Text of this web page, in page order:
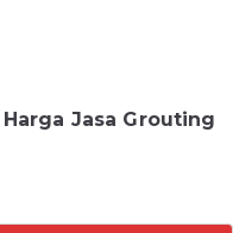
Jasa Grouting